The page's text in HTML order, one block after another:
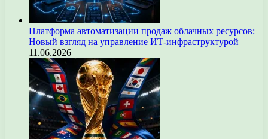
Платформа автоматизации продаж облачных ресурсов:
Новый взгляд на управление ИТ-инфраструктурой
11.06.2026